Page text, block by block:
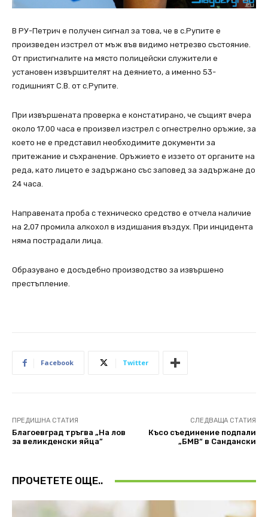
В РУ-Петрич е получен сигнал за това, че в с.Рупите е
произведен изстрел от мъж във видимо нетрезво състояние.
От пристигналите на място полицейски служители е
установен извършителят на деянието, а именно 53-
годишният С.В. от с.Рупите.
При извършената проверка е констатирано, че същият вчера
около 17.00 часа е произвел изстрел с огнестрелно оръжие, за
което не е представил необходимите документи за
притежание и съхранение. Оръжието е иззето от органите на
реда, като лицето е задържано със заповед за задържане до
24 часа.
Направената проба с техническо средство е отчела наличие
на 2,07 промила алкохол в издишания въздух. При инцидента
няма пострадали лица.
Образувано е досъдебно производство за извършено
престъпление.
Facebook Twitter
ПРЕДИШНА СТАТИЯ
Благоевград тръгва „На лов
за великденски яйца”
СЛЕДВАЩА СТАТИЯ
Късо съединение подпали
„БМВ“ в Сандански
ПРОЧЕТЕТЕ ОЩЕ..